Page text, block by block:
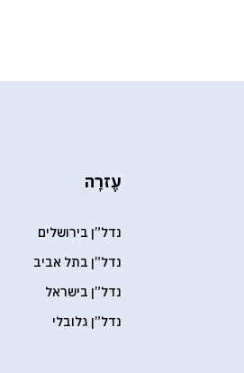
עֶזרָה
נדל”ן בירושלים
נדל”ן בתל אביב
נדל”ן בישראל
נדל”ן גלובלי